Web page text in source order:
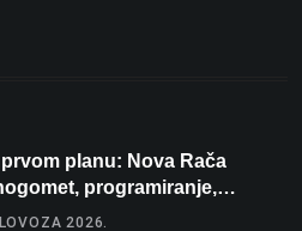
prvom planu: Nova Rača
programiranje,
i folklor u jedan projekt
2026.